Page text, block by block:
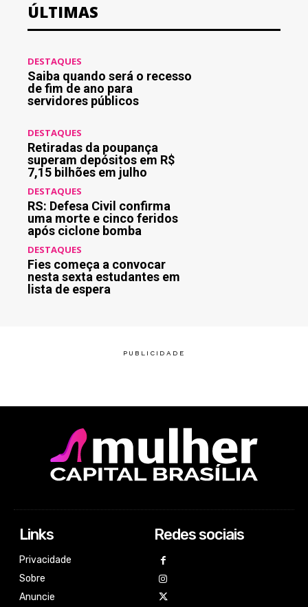
ÚLTIMAS
DESTAQUES
Saiba quando será o recesso
de fim de ano para
servidores públicos
DESTAQUES
Retiradas da poupança
superam depósitos em R$
7,15 bilhões em julho
DESTAQUES
RS: Defesa Civil confirma
uma morte e cinco feridos
após ciclone bomba
DESTAQUES
Fies começa a convocar
nesta sexta estudantes em
lista de espera
Links
Privacidade
Sobre
Anuncie
Redes sociais